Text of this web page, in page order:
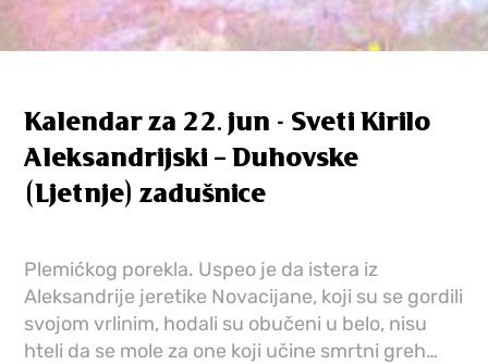
Kalendar za 22. jun - Sveti Kirilo
Aleksandrijski – Duhovske
(Ljetnje) zadušnice
Plemićkog porekla. Uspeo je da istera iz
Aleksandrije jeretike Novacijane, koji su se gordili
svojom vrlinim, hodali su obučeni u belo, nisu
hteli da se mole za one koji učine smrtni greh…